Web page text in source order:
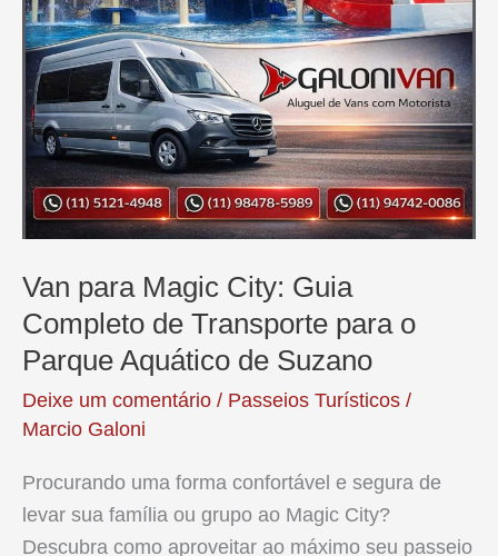
de
Diversões
do
Brasil
Van para Magic City: Guia
Completo de Transporte para o
Parque Aquático de Suzano
Deixe um comentário / Passeios Turísticos /
Marcio Galoni
Procurando uma forma confortável e segura de
levar sua família ou grupo ao Magic City?
Descubra como aproveitar ao máximo seu passeio